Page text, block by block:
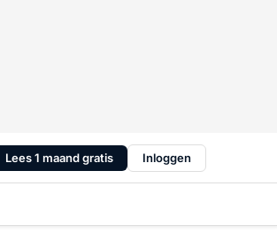
Lees 1 maand gratis Inloggen